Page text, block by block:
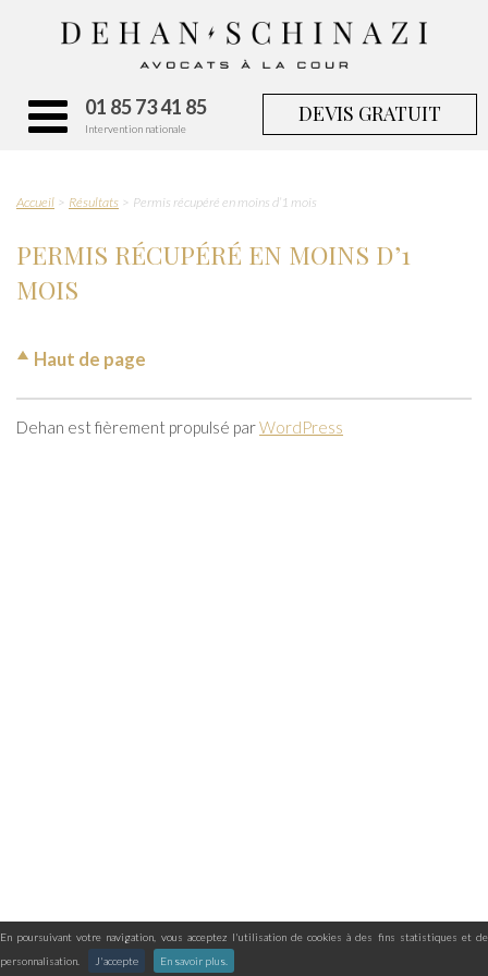
En poursuivant votre navigation, vous acceptez l'utilisation de cookies à des fins statistiques et de
personnalisation.
J'accepte En savoir plus.
01 85 73 41 85
Intervention nationale
DEVIS GRATUIT
Accueil Résultats Permis récupéré en moins d’1 mois
PERMIS RÉCUPÉRÉ EN MOINS D’1
MOIS
Haut de page
Dehan est fièrement propulsé parWordPress